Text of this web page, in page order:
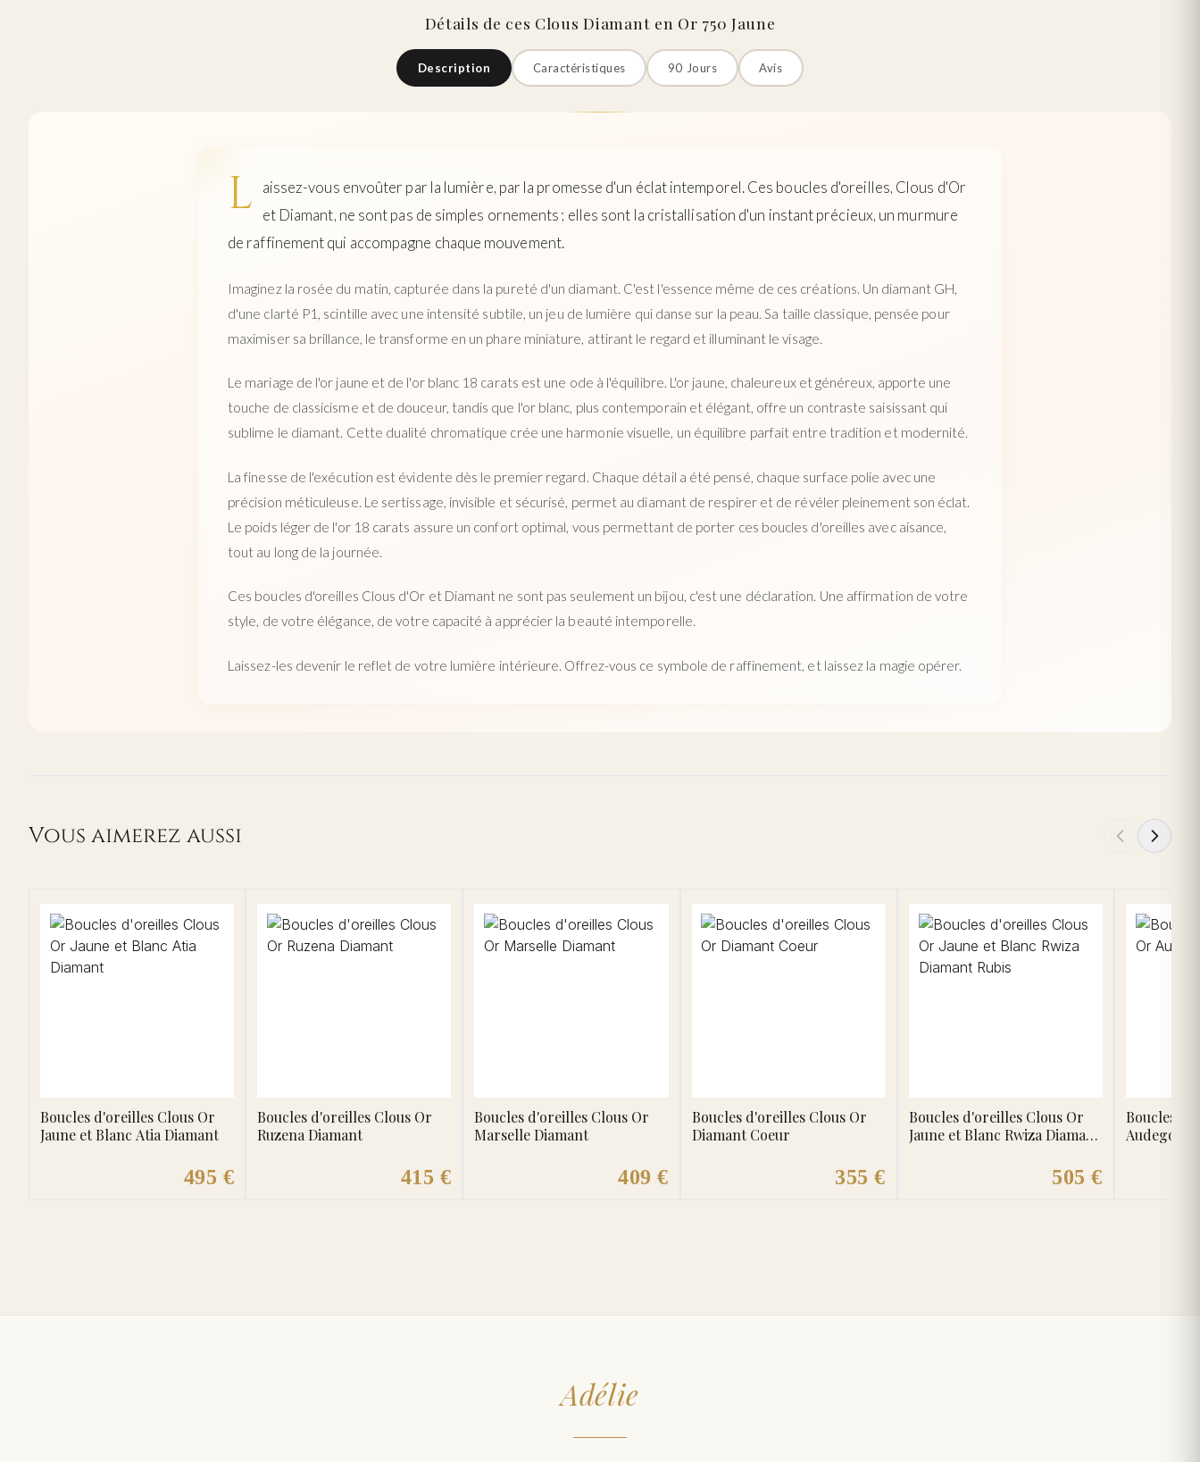
Détails de ces Clous Diamant en Or 750 Jaune
Description Caractéristiques 90 Jours Avis
L
aissez-vous envoûter par la lumière, par la promesse d'un éclat intemporel. Ces boucles d'oreilles, Clous d'Or
et Diamant, ne sont pas de simples ornements ; elles sont la cristallisation d'un instant précieux, un murmure
de raffinement qui accompagne chaque mouvement.
Imaginez la rosée du matin, capturée dans la pureté d'un diamant. C'est l'essence même de ces créations. Un diamant GH,
d'une clarté P1, scintille avec une intensité subtile, un jeu de lumière qui danse sur la peau. Sa taille classique, pensée pour
maximiser sa brillance, le transforme en un phare miniature, attirant le regard et illuminant le visage.
Le mariage de l'or jaune et de l'or blanc 18 carats est une ode à l'équilibre. L'or jaune, chaleureux et généreux, apporte une
touche de classicisme et de douceur, tandis que l'or blanc, plus contemporain et élégant, offre un contraste saisissant qui
sublime le diamant. Cette dualité chromatique crée une harmonie visuelle, un équilibre parfait entre tradition et modernité.
La finesse de l'exécution est évidente dès le premier regard. Chaque détail a été pensé, chaque surface polie avec une
précision méticuleuse. Le sertissage, invisible et sécurisé, permet au diamant de respirer et de révéler pleinement son éclat.
Le poids léger de l'or 18 carats assure un confort optimal, vous permettant de porter ces boucles d'oreilles avec aisance,
tout au long de la journée.
Ces boucles d'oreilles Clous d'Or et Diamant ne sont pas seulement un bijou, c'est une déclaration. Une affirmation de votre
style, de votre élégance, de votre capacité à apprécier la beauté intemporelle.
Laissez-les devenir le reflet de votre lumière intérieure. Offrez-vous ce symbole de raffinement, et laissez la magie opérer.
Vous aimerez aussi
Boucles d'oreilles Clous Or
Jaune et Blanc Atia Diamant
495 €
Boucles d'oreilles Clous Or
Ruzena Diamant
415 €
Boucles d'oreilles Clous Or
Marselle Diamant
409 €
Boucles d'oreilles Clous Or
Diamant Coeur
355 €
Boucles d'oreilles Clous Or
Jaune et Blanc Rwiza Diamant
505 €
Boucles
Audegond
Adélie